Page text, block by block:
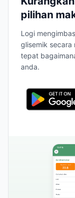
pilihan
Logi
glisemik secara
tepat
anda.